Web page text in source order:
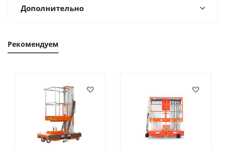
Дополнительно
Рекомендуем